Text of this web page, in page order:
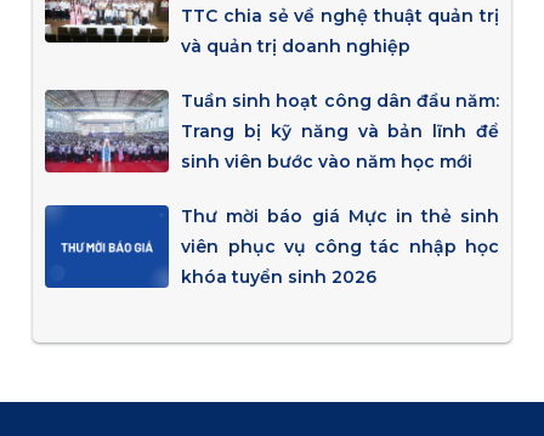
TTC chia sẻ về nghệ thuật quản trị
và quản trị doanh nghiệp
Tuần sinh hoạt công dân đầu năm:
Trang bị kỹ năng và bản lĩnh để
sinh viên bước vào năm học mới
Thư mời báo giá Mực in thẻ sinh
viên phục vụ công tác nhập học
khóa tuyển sinh 2026